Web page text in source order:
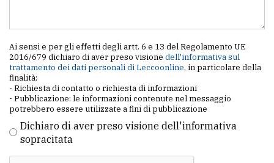
Ai sensi e per gli effetti degli artt. 6 e 13 del Regolamento UE
2016/679 dichiaro di aver preso visione dell'informativa sul
trattamento dei dati personali di Leccoonline, in particolare della
finalità:
- Richiesta di contatto o richiesta di informazioni
- Pubblicazione: le informazioni contenute nel messaggio
potrebbero essere utilizzate a fini di pubblicazione
Dichiaro di aver preso visione dell'informativa
sopracitata